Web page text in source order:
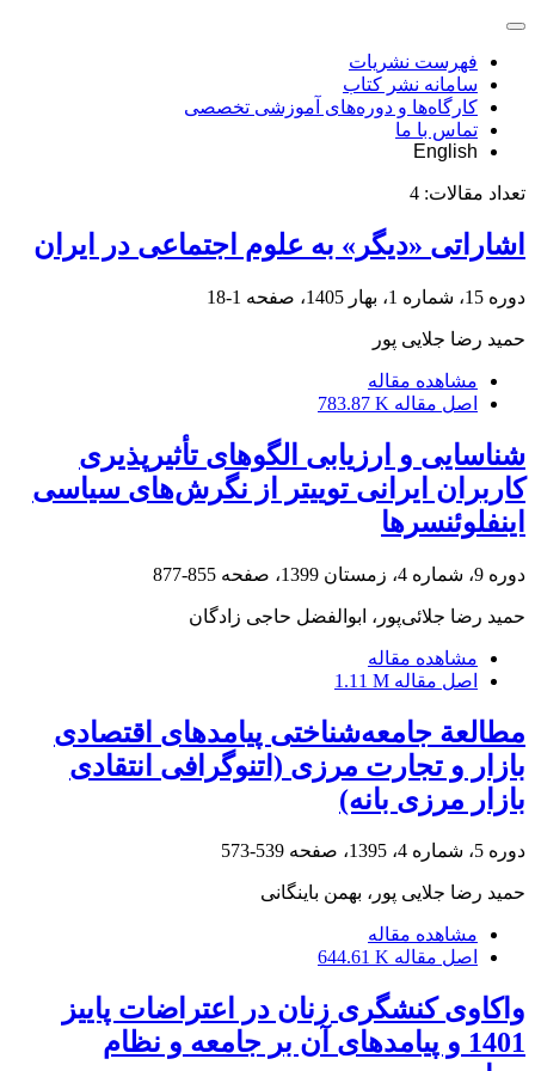
فهرست نشریات
سامانه نشر کتاب
کارگاه‌ها و دوره‌های آموزشی تخصصی
تماس با ما
English
تعداد مقالات: 4
اشاراتی «دیگر» به علوم اجتماعی در ایران
دوره 15، شماره 1، بهار 1405، صفحه 1-18
حمید رضا جلایی پور
مشاهده مقاله
اصل مقاله 783.87 K
شناسایی و ارزیابی الگوهای تأثیرپذیری
کاربران ایرانی توییتر از نگرش‌های سیاسی
اینفلوئنسرها
دوره 9، شماره 4، زمستان 1399، صفحه 855-877
حمید رضا جلائی‌پور، ابوالفضل حاجی زادگان
مشاهده مقاله
اصل مقاله 1.11 M
مطالعة جامعه‌شناختی پیامدهای اقتصادی
بازار و تجارت مرزی (اتنوگرافی انتقادی
بازار مرزی بانه)
دوره 5، شماره 4، 1395، صفحه 539-573
حمید رضا جلایی پور، بهمن باینگانی
مشاهده مقاله
اصل مقاله 644.61 K
واکاوی کنشگری زنان در اعتراضات پاییز
1401 و پیامد‌های آن بر جامعه و نظام